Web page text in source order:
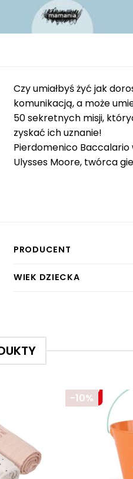
Czy umiałbyś żyć jak
komunikacją, a może
50 sekretnych misji,
zyskać ich uznanie!
Pierdomenico Baccalario
Ulysses Moore, twórca
PRODUCENT
WIEK DZIECKA
-10%